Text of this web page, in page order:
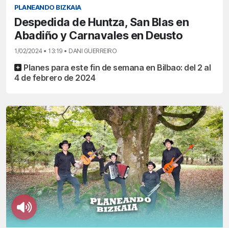
PLANEANDO BIZKAIA
Despedida de Huntza, San Blas en
Abadiño y Carnavales en Deusto
1/02/2024 • 13:19 • DANI GUERREIRO
Planes para este fin de semana en Bilbao: del 2 al
4 de febrero de 2024